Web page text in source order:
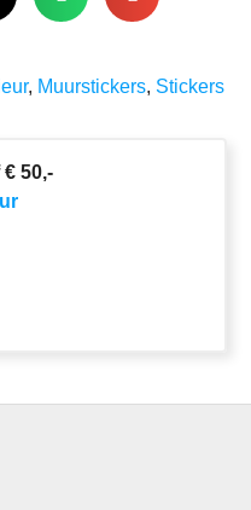
, Muurstickers, Stickers
50,-